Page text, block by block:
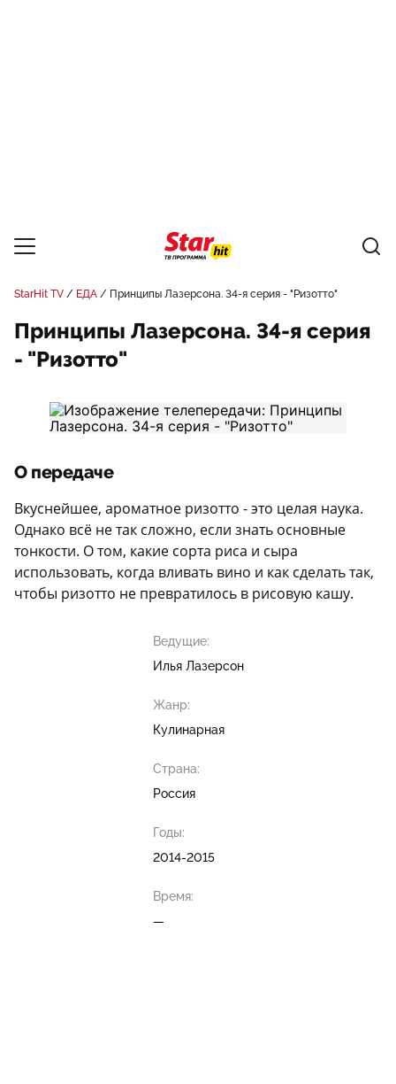
StarHit TV ЕДА Принципы Лазерсона. 34-я серия - "Ризотто"
Принципы Лазерсона. 34-я серия
- "Ризотто"
О передаче
Вкуснейшее, ароматное ризотто - это целая наука.
Однако всё не так сложно, если знать основные
тонкости. О том, какие сорта риса и сыра
использовать, когда вливать вино и как сделать так,
чтобы ризотто не превратилось в рисовую кашу.
Ведущие:
Илья Лазерсон
Жанр:
Кулинарная
Страна:
Россия
Годы:
2014-2015
Время:
—